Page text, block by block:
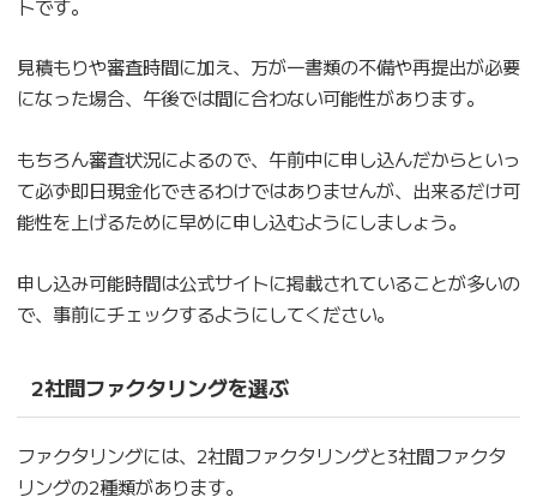
トです。
見積もりや審査時間に加え、万が一書類の不備や再提出が必要
になった場合、午後では間に合わない可能性があります。
もちろん審査状況によるので、午前中に申し込んだからといっ
て必ず即日現金化できるわけではありませんが、出来るだけ可
能性を上げるために早めに申し込むようにしましょう。
申し込み可能時間は公式サイトに掲載されていることが多いの
で、事前にチェックするようにしてください。
2社間ファクタリングを選ぶ
ファクタリングには、2社間ファクタリングと3社間ファクタ
リングの2種類があります。